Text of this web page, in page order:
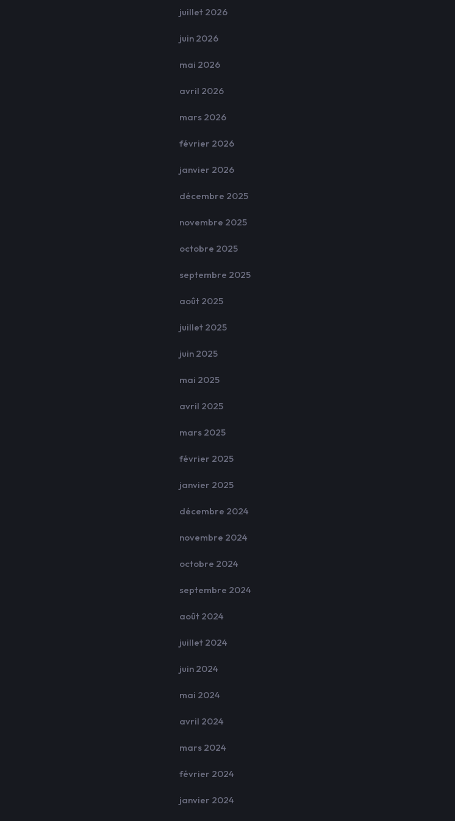
juillet 2026
juin 2026
mai 2026
avril 2026
mars 2026
février 2026
janvier 2026
décembre 2025
novembre 2025
octobre 2025
septembre 2025
août 2025
juillet 2025
juin 2025
mai 2025
avril 2025
mars 2025
février 2025
janvier 2025
décembre 2024
novembre 2024
octobre 2024
septembre 2024
août 2024
juillet 2024
juin 2024
mai 2024
avril 2024
mars 2024
février 2024
janvier 2024